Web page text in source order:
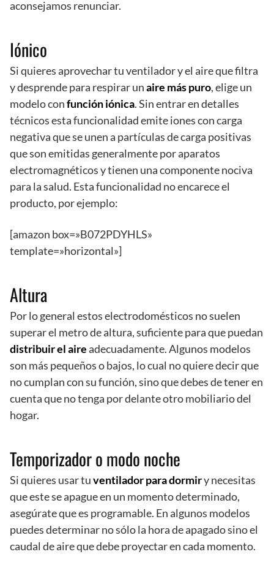
aconsejamos renunciar.
Iónico
Si quieres aprovechar tu ventilador y el aire que filtra
y desprende para respirar unaire más puro, elige un
modelo confunción iónica. Sin entrar en detalles
técnicos esta funcionalidad emite iones con carga
negativa que se unen a partículas de carga positivas
que son emitidas generalmente por aparatos
electromagnéticos y tienen una componente nociva
para la salud. Esta funcionalidad no encarece el
producto, por ejemplo:
[amazon box=»B072PDYHLS»
template=»horizontal»]
Altura
Por lo general estos electrodomésticos no suelen
superar el metro de altura, suficiente para que puedan
distribuir el aireadecuadamente. Algunos modelos
son más pequeños o bajos, lo cual no quiere decir que
no cumplan con su función, sino que debes de tener en
cuenta que no tenga por delante otro mobiliario del
hogar.
Temporizador o modo noche
Si quieres usar tuventilador para dormiry necesitas
que este se apague en un momento determinado,
asegúrate que es programable. En algunos modelos
puedes determinar no sólo la hora de apagado sino el
caudal de aire que debe proyectar en cada momento.